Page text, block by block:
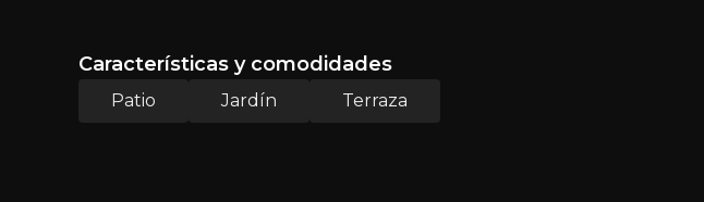
Características y comodidades
Patio Jardín Terraza